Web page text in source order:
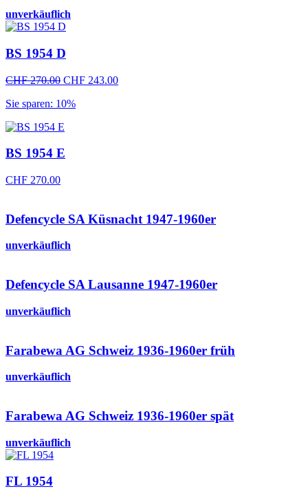
unverkäuflich
BS 1954 D
CHF270.00 Ursprünglicher
war:
CHF 243.00Aktueller
Sie sparen: 10%
BS 1954 E
CHF 270.00
Defencycle SA Küsnacht 1947-1960er
unverkäuflich
Defencycle SA Lausanne 1947-1960er
unverkäuflich
Farabewa AG Schweiz 1936-1960er früh
unverkäuflich
Farabewa AG Schweiz 1936-1960er spät
unverkäuflich
FL 1954